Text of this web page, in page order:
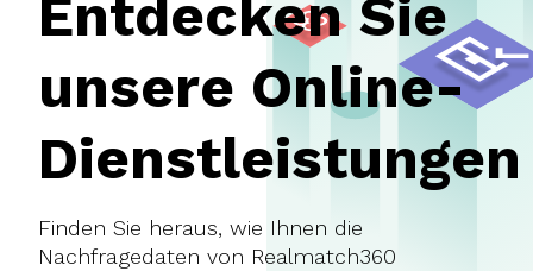
Entdecken Sie
unsere Online-
Dienstleistungen
Finden Sie heraus, wie Ihnen die
Nachfragedaten von Realmatch360